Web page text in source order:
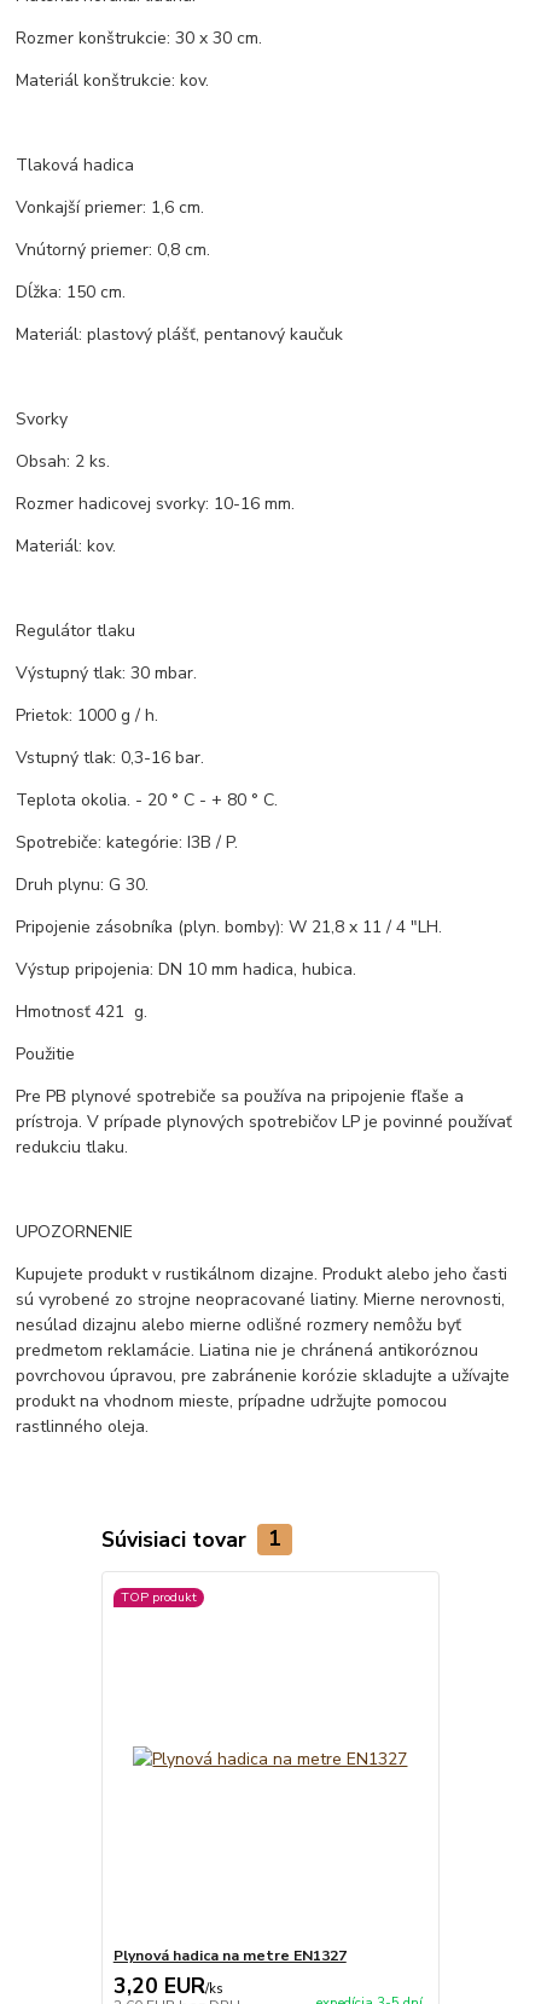
Rozmer konštrukcie: 30 x 30 cm.
Materiál konštrukcie: kov.
Tlaková hadica
Vonkajší priemer: 1,6 cm.
Vnútorný priemer: 0,8 cm.
Dĺžka: 150 cm.
Materiál: plastový plášť, pentanový kaučuk
Svorky
Obsah: 2 ks.
Rozmer hadicovej svorky: 10-16 mm.
Materiál: kov.
Regulátor tlaku
Výstupný tlak: 30 mbar.
Prietok: 1000 g / h.
Vstupný tlak: 0,3-16 bar.
Teplota okolia. - 20 ° C - + 80 ° C.
Spotrebiče: kategórie: I3B / P.
Druh plynu: G 30.
Pripojenie zásobníka (plyn. bomby): W 21,8 x 11 / 4 "LH.
Výstup pripojenia: DN 10 mm hadica, hubica.
Hmotnosť 421 g.
Použitie
Pre PB plynové spotrebiče sa používa na pripojenie fľaše a
prístroja. V prípade plynových spotrebičov LP je povinné používať
redukciu tlaku.
UPOZORNENIE
Kupujete produkt v rustikálnom dizajne. Produkt alebo jeho časti
sú vyrobené zo strojne neopracované liatiny. Mierne nerovnosti,
nesúlad dizajnu alebo mierne odlišné rozmery nemôžu byť
predmetom reklamácie. Liatina nie je chránená antikoróznou
povrchovou úpravou, pre zabránenie korózie skladujte a užívajte
produkt na vhodnom mieste, prípadne udržujte pomocou
rastlinného oleja.
Súvisiaci tovar 1
TOP produkt
Plynová hadica na metre EN1327
3,20 EUR/ks